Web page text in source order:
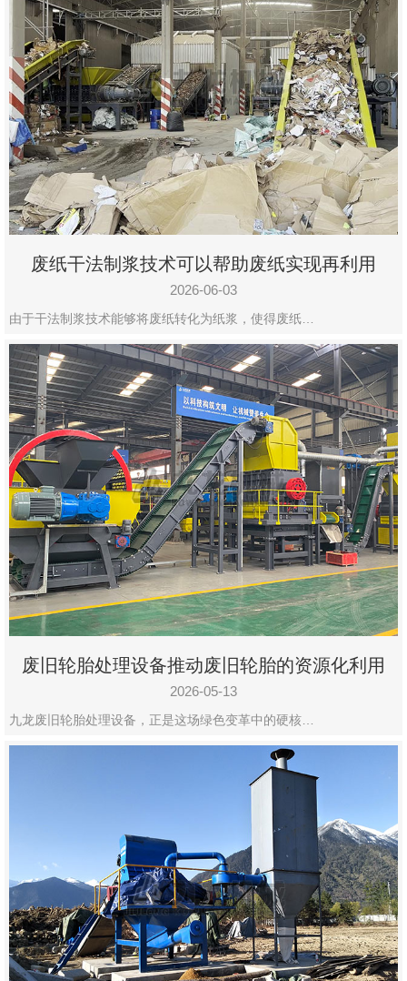
废纸干法制浆技术可以帮助废纸实现再利用
2026-06-03
由于干法制浆技术能够将废纸转化为纸浆，使得废纸…
废旧轮胎处理设备推动废旧轮胎的资源化利用
2026-05-13
九龙废旧轮胎处理设备，正是这场绿色变革中的硬核…